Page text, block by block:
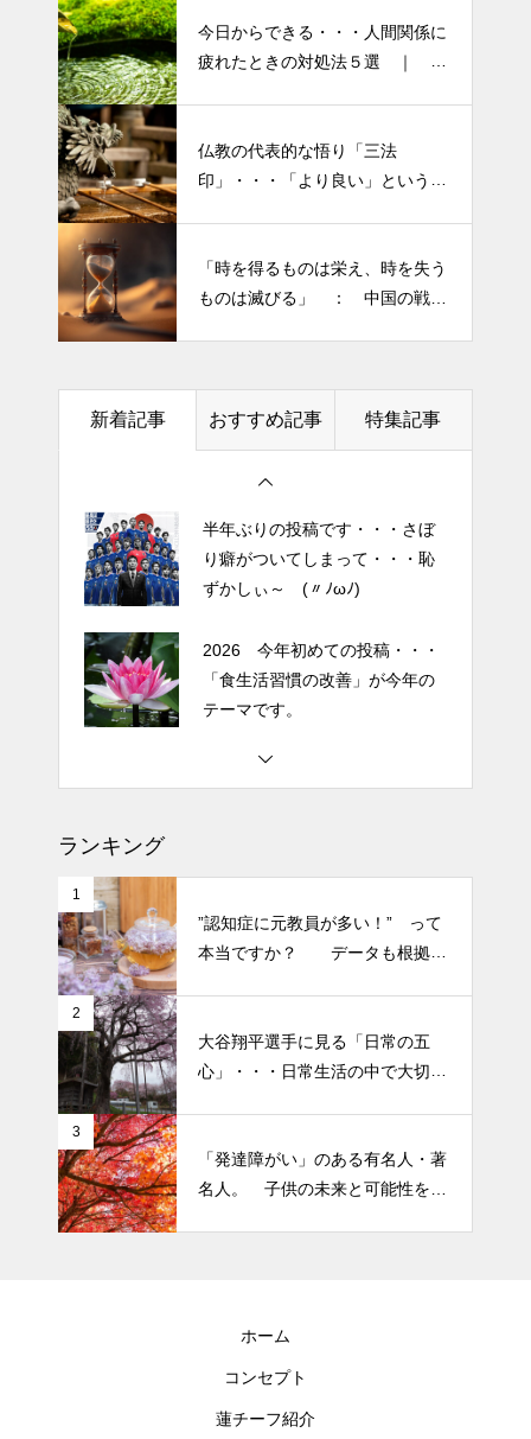
「食生活習慣の改善」が今年の
テーマです。
ジャースVSブルージェイズで魅
せた “打者に悪夢” 」
大谷翔平選手 伝説の一
夜・・・ドジャースをワールド
跡
に疲れたときの対処法５選
ているスキンケア製品・・・幹
細胞コスメ vs エクソソーム
コスメ②
ているスキンケア製品・・・幹
細胞コスメ vs エクソソーム
コスメ ①
細胞コスメ ③
今日からできる・・・人間関係に
疲れたときの対処法５選 ｜ 心
仏教の代表的な悟り「三法
印」・・・「より良い」という気
「時を得るものは栄え、時を失う
ものは滅びる」 ： 中国の戦国
新着記事 おすすめ記事 特集記事
半年ぶりの投稿です・・・さぼ
り癖がついてしまって・・・恥
ずかしぃ～ (〃ﾉωﾉ)
2026 今年初めての投稿・・・
テーマです。
土用の丑の日・・・余計なこと
半年ぶりの投稿です・・・さぼ
り癖がついてしまって・・・恥
ずかしぃ～ (〃ﾉωﾉ)
2026 今年初めての投稿・・・
「食生活習慣の改善」が今年の
テーマです。
り癖がついてしまって・・・恥
ずかしぃ～ (〃ﾉωﾉ)
「食生活習慣の改善」が今年の
テーマです。
ランキング
1
”認知症に元教員が多い！” って
本当ですか？ データも根拠も
2
大谷翔平選手に見る「日常の五
心」・・・日常生活の中で大切
3
「発達障がい」のある有名人・著
名人。 子供の未来と可能性を秘
ホーム
コンセプト
蓮チーフ紹介